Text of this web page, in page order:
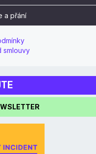
a přání
smlouvy